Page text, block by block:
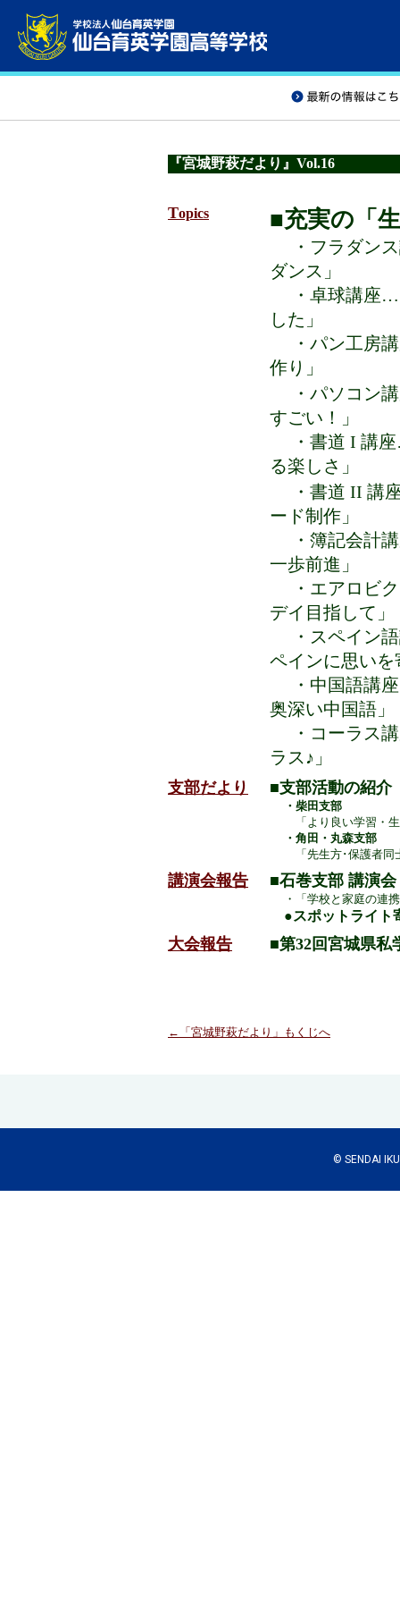
『宮城野萩だより』Vol.16
Topics ■充実の「
・フラダン
ダンス」
・卓球講座…
した」
・パン工房
作り」
・パソコン
すごい！」
・書道 I 講座
る楽しさ」
・書道 II 講
ード制作」
・簿記会計
一歩前進」
・エアロビ
デイ目指して」
・スペイン
ペインに思いを
・中国語講
奥深い中国語」
・コーラス
ラス♪」
支部だより ■支部活動の紹介
・柴田支部
「より良い学習・
・角田・丸森支部
「 先生方･保護者同
講演会報告 ■石巻支部 講演会
・「学校と家庭の連
●スポットライト
大会報告 ■第32回宮城県私
←「宮城野萩だより」もくじへ
© SENDAI